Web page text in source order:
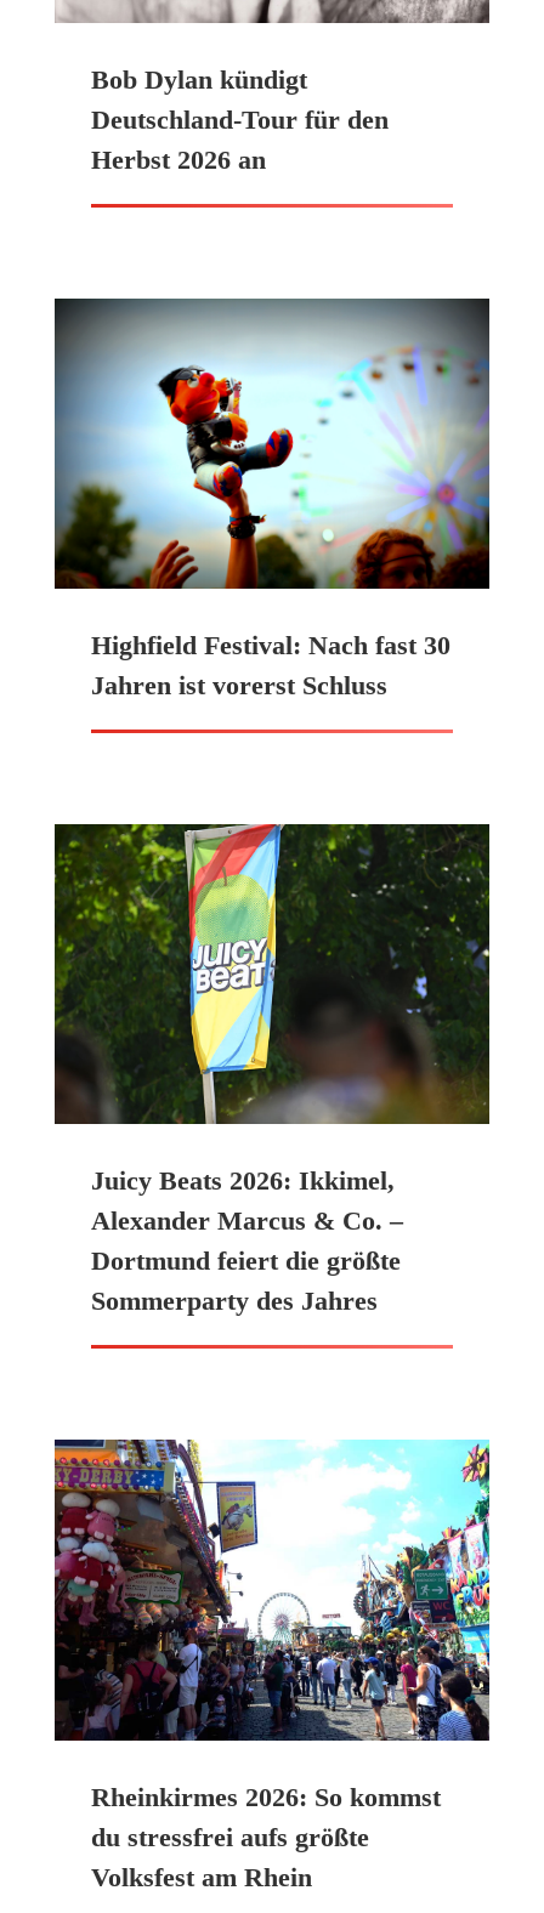
Bob Dylan kündigt
Deutschland-Tour für den
Herbst 2026 an
Highfield Festival: Nach fast 30
Jahren ist vorerst Schluss
Juicy Beats 2026: Ikkimel,
Alexander Marcus & Co. –
Dortmund feiert die größte
Sommerparty des Jahres
Rheinkirmes 2026: So kommst
du stressfrei aufs größte
Volksfest am Rhein